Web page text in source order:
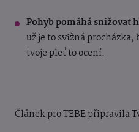
Pohyb pomáhá snižovat
už je to svižná
tvoje pleť to ocení.
Článek pro TEBE připravila